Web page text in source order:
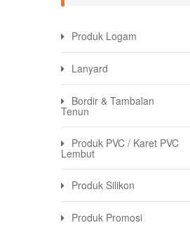
Produk Logam
Lanyard
Bordir & Tambalan
Tenun
Produk PVC / Karet PVC
Lembut
Produk Silikon
Produk Promosi